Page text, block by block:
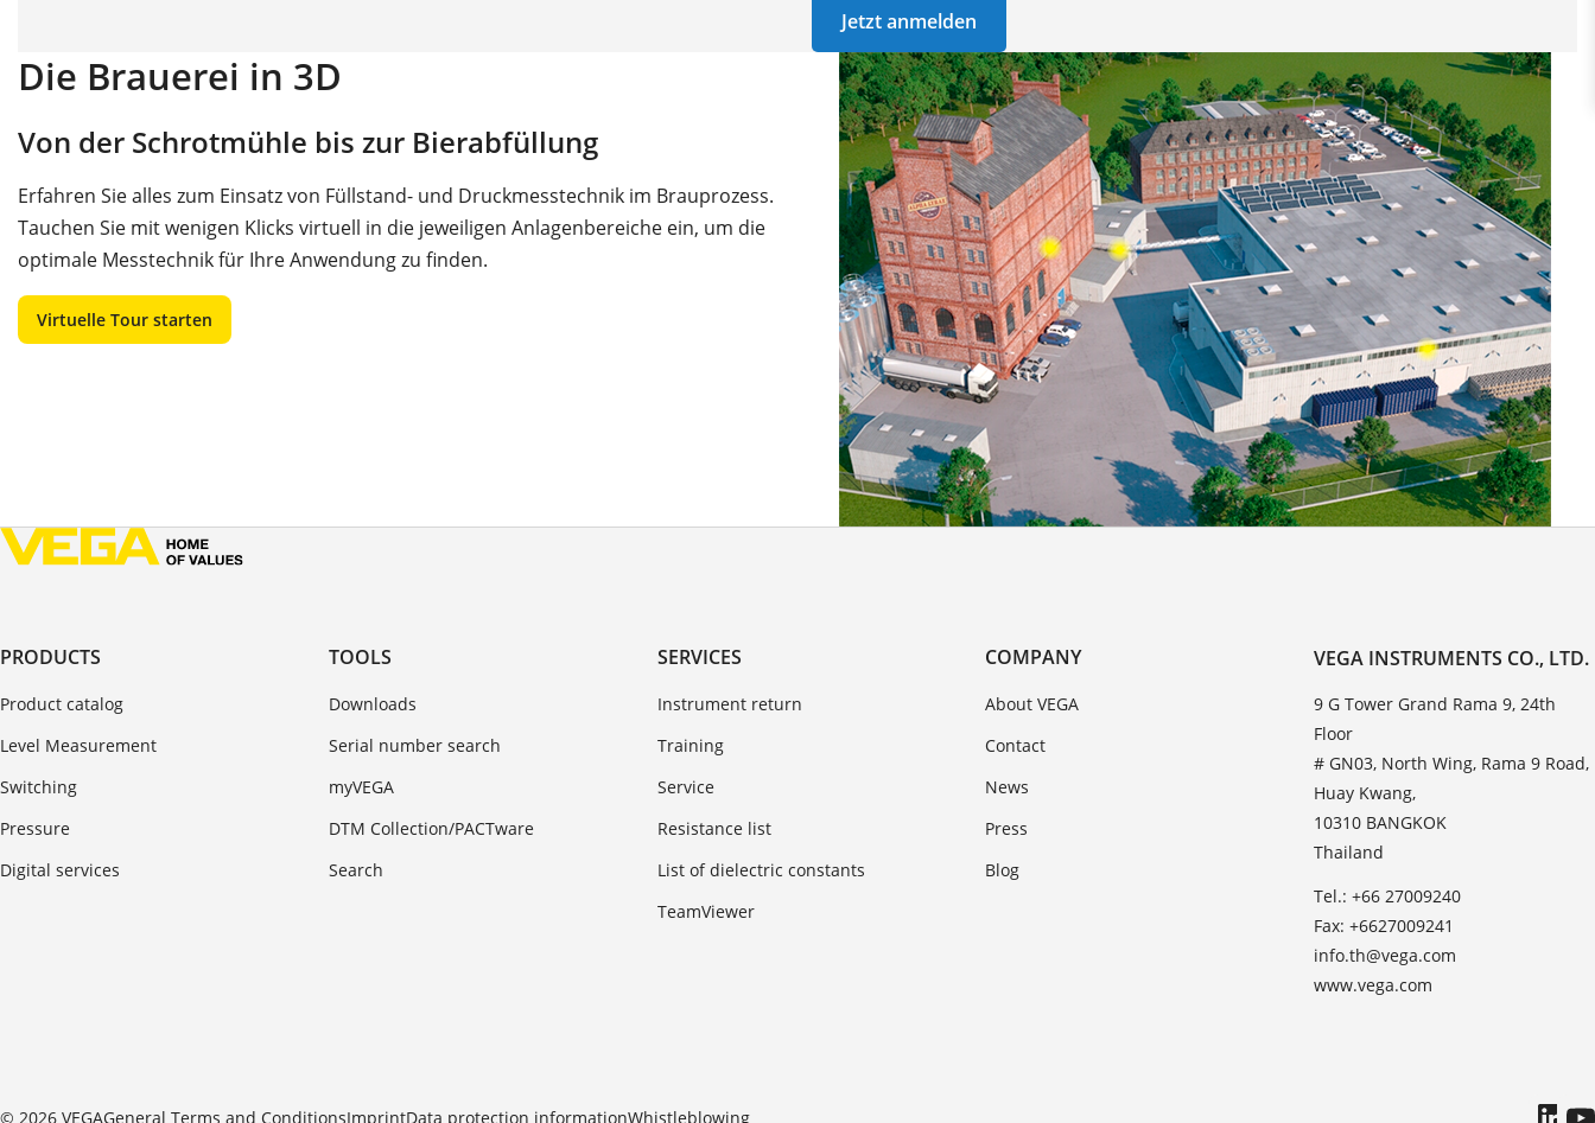
Jetzt anmelden
Die Brauerei in 3D
Von der Schrotmühle bis zur Bierabfüllung
Erfahren Sie alles zum Einsatz von Füllstand- und Druckmesstechnik im Brauprozess.
Tauchen Sie mit wenigen Klicks virtuell in die jeweiligen Anlagenbereiche ein, um die
optimale Messtechnik für Ihre Anwendung zu finden.
Virtuelle Tour starten
PRODUCTS
Product catalog
Level Measurement
Switching
Pressure
Digital services
TOOLS
Downloads
Serial number search
myVEGA
DTM Collection/PACTware
Search
SERVICES
Instrument return
Training
Service
Resistance list
List of dielectric constants
TeamViewer
COMPANY
About VEGA
Contact
News
Press
Blog
VEGA INSTRUMENTS CO., LTD.
9 G Tower Grand Rama 9, 24th
Floor
# GN03, North Wing, Rama 9 Road,
Huay Kwang,
10310 BANGKOK
Thailand
Tel.: +66 27009240
Fax: +6627009241
info.th@vega.com
www.vega.com
© 2026 VEGAGeneral Terms and ConditionsImprintData protection informationWhistleblowing